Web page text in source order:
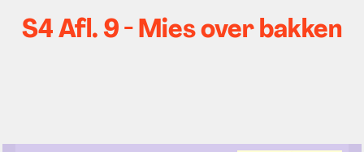
S4 Afl. 9 - Mies over bakken